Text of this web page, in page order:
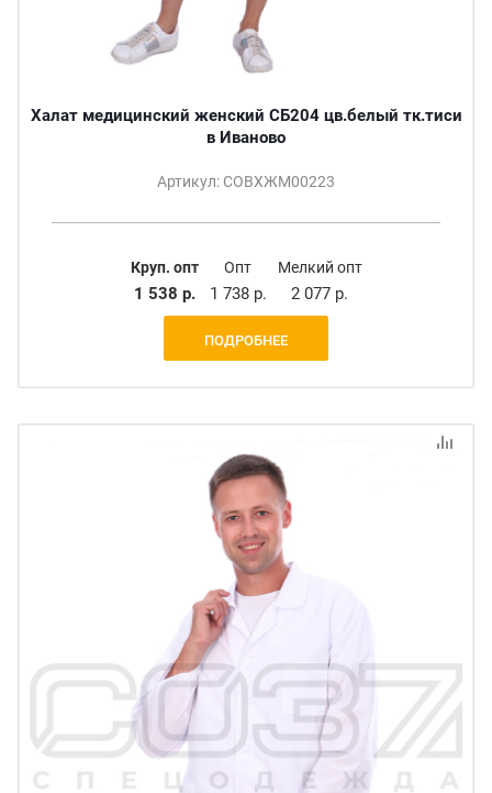
Халат медицинский женский СБ204 цв.белый тк.тиси
в Иваново
Артикул: СОВХЖМ00223
Круп. опт
1 538 р.
Опт
1 738 р.
Мелкий опт
2 077 р.
ПОДРОБНЕЕ